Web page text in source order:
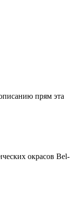
прям эта
окрасов Bel-